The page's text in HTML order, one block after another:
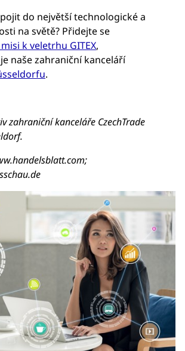
do největší technologické a
na světě? Přidejte se
k veletrhu GITEX,
naše zahraniční kanceláří
.
zahraniční kanceláře CzechTrade